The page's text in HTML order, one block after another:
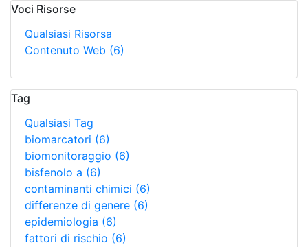
Voci Risorse
Qualsiasi Risorsa
Contenuto Web (6)
Tag
Qualsiasi Tag
biomarcatori (6)
biomonitoraggio (6)
bisfenolo a (6)
contaminanti chimici (6)
differenze di genere (6)
epidemiologia (6)
fattori di rischio (6)